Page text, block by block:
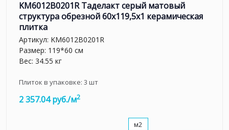
KM6012B0201R Таделакт серый матовый
структура обрезной 60x119,5x1 керамическая
плитка
Артикул: KM6012B0201R
Размер: 119*60 см
Вес: 34.55 кг
Плиток в упаковке: 3 шт
2 357.04 руб./м2
м2